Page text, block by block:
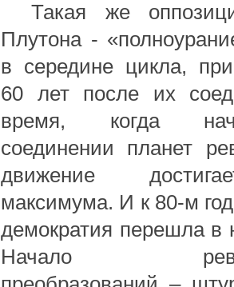
Такая же
Плутона -
в середине цикла,
60 лет после их
время, когда
соединении планет
движение
максимума. И к 80-м
демократия перешла в
Начало